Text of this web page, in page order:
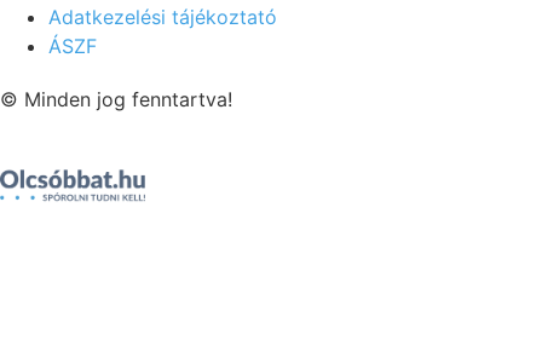
Adatkezelési tájékoztató
ÁSZF
© Minden jog fenntartva!